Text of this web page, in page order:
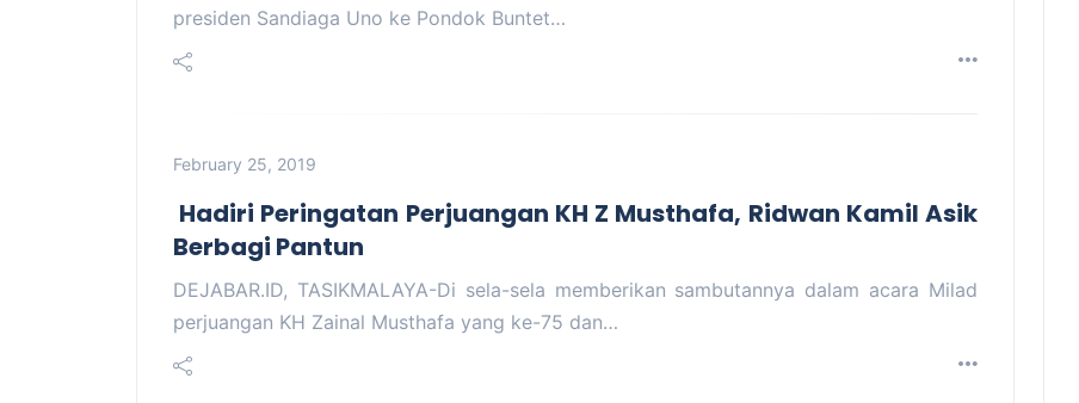
presiden Sandiaga Uno ke Pondok Buntet…
February 25, 2019
Hadiri Peringatan Perjuangan KH Z Musthafa, Ridwan Kamil Asik
Berbagi Pantun
DEJABAR.ID, TASIKMALAYA-Di sela-sela memberikan sambutannya dalam acara Milad
perjuangan KH Zainal Musthafa yang ke-75 dan…